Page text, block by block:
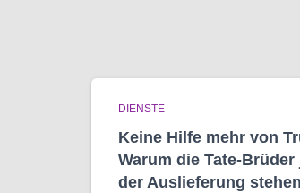
DIENSTE
Keine Hilfe mehr von
Warum die Tate-
der Auslieferung stehen